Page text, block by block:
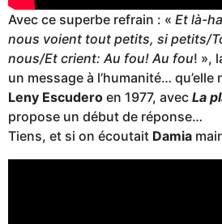
Avec ce superbe refrain : « Et là-
nous voient tout petits, si petits/
nous/Et crient: Au fou! Au fou! »,
un message à l’humanité… qu’elle
Leny Escudero en 1977, avec La
propose un début de réponse…
Tiens, et si on écoutait Damia